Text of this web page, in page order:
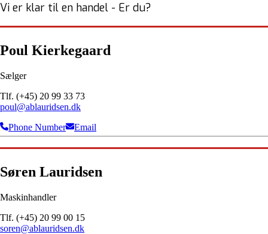
Vi er klar til en handel - Er du?
Poul Kierkegaard
Sælger
Tlf. (+45) 20 99 33 73
poul@ablauridsen.dk
Phone Number
Email
Søren Lauridsen
Maskinhandler
Tlf. (+45) 20 99 00 15
soren@ablauridsen.dk